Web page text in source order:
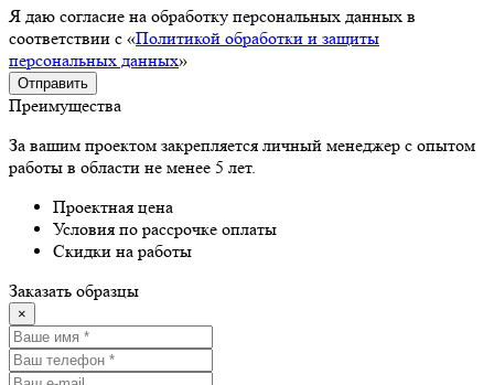
Я даю согласие на обработку персональных данных в
соответствии с «Политикой обработки и защиты
персональных данных»
Отправить
Преимущества
За вашим проектом закрепляется личный менеджер с опытом
работы в области не менее 5 лет.
Проектная цена
Условия по рассрочке оплаты
Скидки на работы
Заказать образцы
×